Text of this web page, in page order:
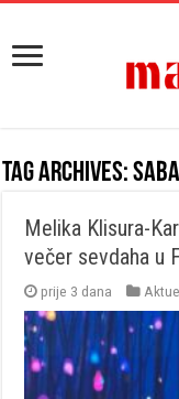
Tag Archives:
Melika Klisura-
večer sevdaha u
prije 3 dana